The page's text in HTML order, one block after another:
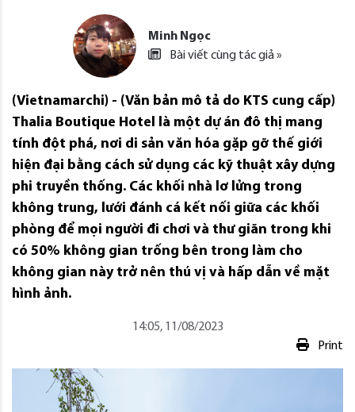
Minh Ngọc
Bài viết cùng tác giả »
(Vietnamarchi) - (Văn bản mô tả do KTS cung cấp)
Thalia Boutique Hotel là một dự án đô thị mang
tính đột phá, nơi di sản văn hóa gặp gỡ thế giới
hiện đại bằng cách sử dụng các kỹ thuật xây dựng
phi truyền thống. Các khối nhà lơ lửng trong
không trung, lưới đánh cá kết nối giữa các khối
phòng để mọi người đi chơi và thư giãn trong khi
có 50% không gian trống bên trong làm cho
không gian này trở nên thú vị và hấp dẫn về mặt
hình ảnh.
14:05, 11/08/2023
Print